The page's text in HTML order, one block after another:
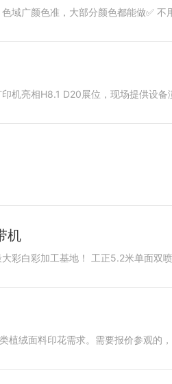
机
绒面料印花需求。需要报价参观的